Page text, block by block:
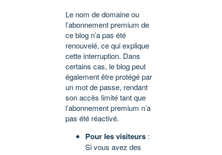
Le nom de domaine ou
l’abonnement premium de
ce blog n’a pas été
renouvelé, ce qui explique
cette interruption. Dans
certains cas, le blog peut
également être protégé par
un mot de passe, rendant
son accès limité tant que
l’abonnement premium n’a
pas été réactivé.
Pour les visiteurs :
Si vous avez des